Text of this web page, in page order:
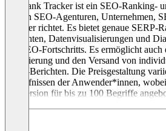
Pro Rank Tracker ist ein SEO-Ranking-
sich an SEO-Agenturen, Unternehmen,
Besitzer richtet. Es bietet genaue
Ansichten, Datenvisualisierungen und
des SEO-Fortschritts. Es ermöglicht
Generierung und den Versand von
Label-Berichten. Die Preisgestaltung
Bedürfnissen der Anwender*innen,
Testversion für bis zu 100 Begriffe